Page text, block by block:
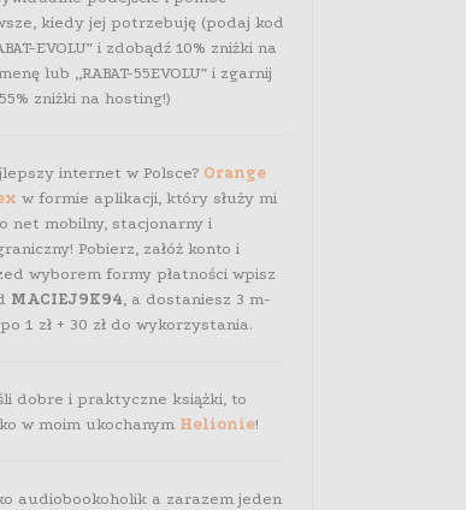
kiedy jej potrzebuję (podaj kod
EVOLU” i zdobądź 10% zniżki na
lub „RABAT-55EVOLU” i zgarnij
zniżki na hosting!)
internet w Polsce? Orange
w formie aplikacji, który służy mi
net mobilny, stacjonarny i
Pobierz, załóż konto i
wyborem formy płatności wpisz
MACIEJ9K94, a dostaniesz 3 m-
1 zł + 30 zł do wykorzystania.
dobre i praktyczne książki, to
w moim ukochanym Helionie!
audiobookoholik a zarazem jeden